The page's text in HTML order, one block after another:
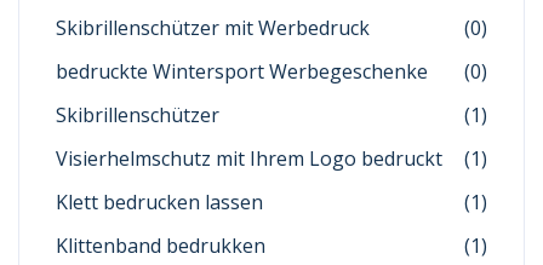
Skibrillenschützer mit Werbedruck
(0)
bedruckte Wintersport Werbegeschenke
(0)
Skibrillenschützer
(1)
Visierhelmschutz mit Ihrem Logo bedruckt
(1)
Klett bedrucken lassen
(1)
Klittenband bedrukken
(1)